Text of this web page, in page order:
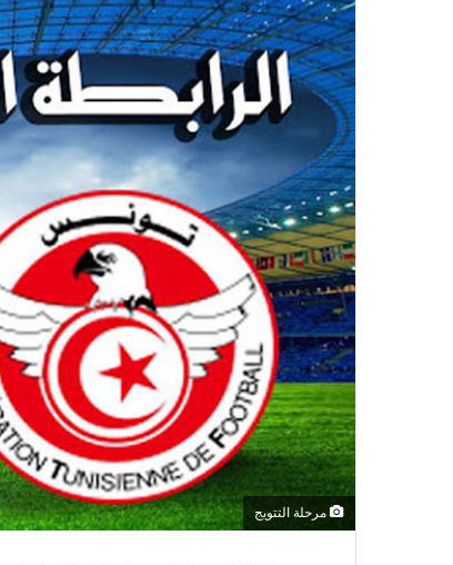
مرحلة التتويج